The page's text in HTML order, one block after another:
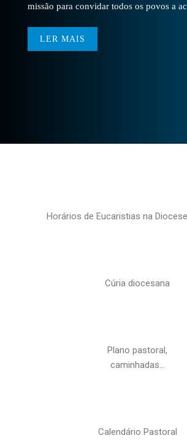
missão para convidar todos os povos a
LER MAIS
Horários de Eucaristias na
Cúria diocesana
Plano pastoral,
caminhadas…
Calendário Pastoral